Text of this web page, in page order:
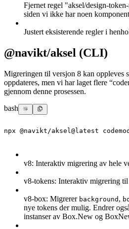
Fjernet regel "aksel/design-
siden vi ikke har noen
Justert eksisterende regler i
@navikt/aksel (CLI)
Migreringen til versjon 8 kan oppleves
oppdateres, men vi har laget flere
gjennom denne prosessen.
bash
npx @navikt/aksel@latest
v8: Interaktiv migrering av hele
v8-tokens: Interaktiv migrering til
v8-box: Migrerer background ,
nye tokens der mulig. Endrer
instanser av Box.New og